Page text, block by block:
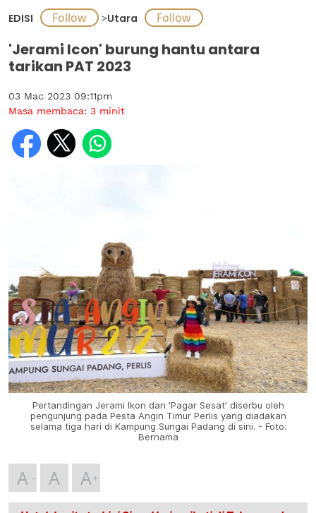
EDISI >Utara
'Jerami Icon' burung hantu antara
tarikan PAT 2023
03 Mac 2023 09:11pm
Masa membaca: 3 minit
Pertandingan Jerami Ikon dan 'Pagar Sesat' diserbu oleh
pengunjung pada Pesta Angin Timur Perlis yang diadakan
selama tiga hari di Kampung Sungai Padang di sini. - Foto:
Bernama
A A A